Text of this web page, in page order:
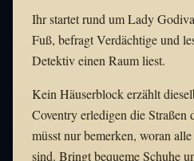
Ihr startet rund um Lady
Fuß, befragt Verdächtige und
Detektiv einen Raum liest.
Kein Häuserblock erzählt
Coventry erledigen die
müsst nur bemerken, woran
sind. Bringt bequeme Schuhe